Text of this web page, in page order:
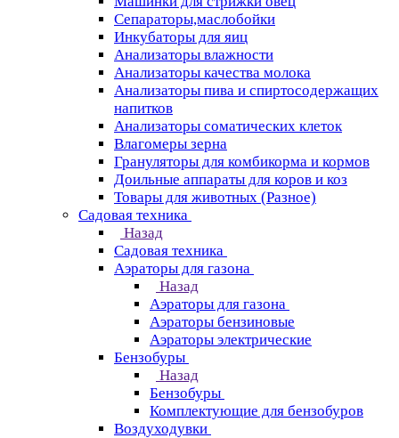
Сепараторы,маслобойки
Инкубаторы для яиц
Анализаторы влажности
Анализаторы качества молока
Анализаторы пива и спиртосодержащих
напитков
Анализаторы соматических клеток
Влагомеры зерна
Грануляторы для комбикорма и кормов
Доильные аппараты для коров и коз
Товары для животных (Разное)
Садовая техника
Назад
Садовая техника
Аэраторы для газона
Назад
Аэраторы для газона
Аэраторы бензиновые
Аэраторы электрические
Бензобуры
Назад
Бензобуры
Комплектующие для бензобуров
Воздуходувки